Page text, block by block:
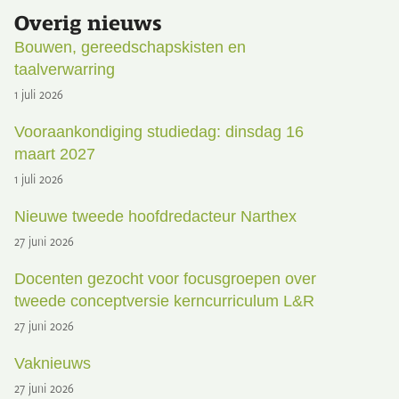
Overig nieuws
Bouwen, gereedschapskisten en
taalverwarring
1 juli 2026
Vooraankondiging studiedag: dinsdag 16
maart 2027
1 juli 2026
Nieuwe tweede hoofdredacteur Narthex
27 juni 2026
Docenten gezocht voor focusgroepen over
tweede conceptversie kerncurriculum L&R
27 juni 2026
Vaknieuws
27 juni 2026